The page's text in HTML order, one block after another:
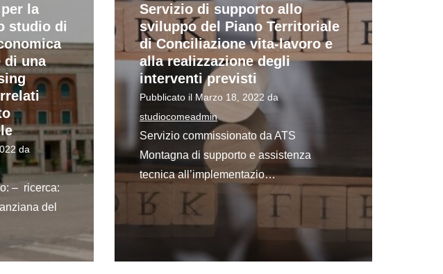
la
studio di
di una
da
– ricerca:
del
Servizio di supporto allo
sviluppo del Piano Territoriale
di Conciliazione vita-lavoro e
alla realizzazione degli
interventi previsti
Pubblicato il Marzo 18, 2022 da
studiocomeadmin
Servizio commissionato da ATS
Montagna di supporto e assistenza
tecnica all’implementazio…